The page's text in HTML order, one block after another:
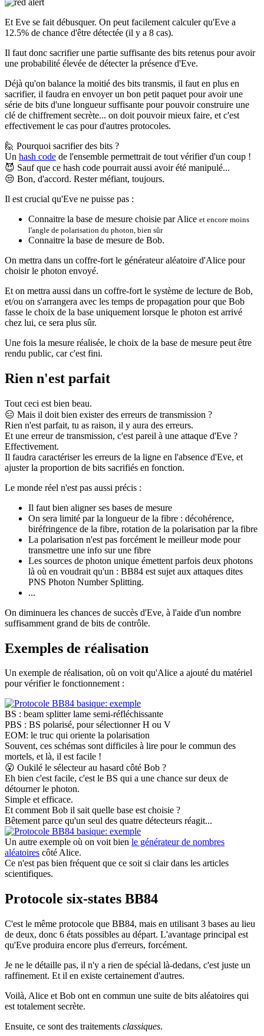
Et Eve se fait débusquer. On peut facilement calculer qu'Eve a
12.5% de chance d'être détectée (il y a 8 cas).
Il faut donc sacrifier une partie suffisante des bits retenus pour avoir
une probabilité élevée de détecter la présence d'Eve.
Déjà qu'on balance la moitié des bits transmis, il faut en plus en
sacrifier, il faudra en envoyer un bon petit paquet pour avoir une
série de bits d'une longueur suffisante pour pouvoir construire une
clé de chiffrement secrète... on doit pouvoir mieux faire, et c'est
effectivement le cas pour d'autres protocoles.
🙋 Pourquoi sacrifier des bits ?
Un hash code de l'ensemble permettrait de tout vérifier d'un coup !
😈 Sauf que ce hash code pourrait aussi avoir été manipulé...
😒 Bon, d'accord. Rester méfiant, toujours.
Il est crucial qu'Eve ne puisse pas :
Connaitre la base de mesure choisie par Alice et encore moins
l'angle de polarisation du photon, bien sûr
Connaitre la base de mesure de Bob.
On mettra dans un coffre-fort le générateur aléatoire d'Alice pour
choisir le photon envoyé.
Et on mettra aussi dans un coffre-fort le système de lecture de Bob,
et/ou on s'arrangera avec les temps de propagation pour que Bob
fasse le choix de la base uniquement lorsque le photon est arrivé
chez lui, ce sera plus sûr.
Une fois la mesure réalisée, le choix de la base de mesure peut être
rendu public, car c'est fini.
Rien n'est parfait
Tout ceci est bien beau.
😑 Mais il doit bien exister des erreurs de transmission ?
Rien n'est parfait, tu as raison, il y aura des erreurs.
Et une erreur de transmission, c'est pareil à une attaque d'Eve ?
Effectivement.
Il faudra caractériser les erreurs de la ligne en l'absence d'Eve, et
ajuster la proportion de bits sacrifiés en fonction.
Le monde réel n'est pas aussi précis :
Il faut bien aligner ses bases de mesure
On sera limité par la longueur de la fibre : décohérence,
biréfringence de la fibre, rotation de la polarisation par la fibre
La polarisation n'est pas forcément le meilleur mode pour
transmettre une info sur une fibre
Les sources de photon unique émettent parfois deux photons
là où en voudrait qu'un : BB84 est sujet aux attaques dites
PNS Photon Number Splitting.
...
On diminuera les chances de succès d'Eve, à l'aide d'un nombre
suffisamment grand de bits de contrôle.
Exemples de réalisation
Un exemple de réalisation, où on voit qu'Alice a ajouté du matériel
pour vérifier le fonctionnement :
BS : beam splitter lame semi-réfléchissante
PBS : BS polarisé, pour sélectionner H ou V
EOM: le truc qui oriente la polarisation
Souvent, ces schémas sont difficiles à lire pour le commun des
mortels, et là, il est facile !
😮 Oukilé le sélecteur au hasard côté Bob ?
Eh bien c'est facile, c'est le BS qui a une chance sur deux de
détourner le photon.
Simple et efficace.
Et comment Bob il sait quelle base est choisie ?
Bêtement parce qu'un seul des quatre détecteurs réagit...
Un autre exemple où on voit bien le générateur de nombres
aléatoires côté Alice.
Ce n'est pas bien fréquent que ce soit si clair dans les articles
scientifiques.
Protocole six-states BB84
C'est le même protocole que BB84, mais en utilisant 3 bases au lieu
de deux, donc 6 états possibles au départ. L'avantage principal est
qu'Eve produira encore plus d'erreurs, forcément.
Je ne le détaille pas, il n'y a rien de spécial là-dedans, c'est juste un
raffinement. Et il en existe certainement d'autres.
Voilà, Alice et Bob ont en commun une suite de bits aléatoires qui
est totalement secrète.
Ensuite, ce sont des traitements classiques.